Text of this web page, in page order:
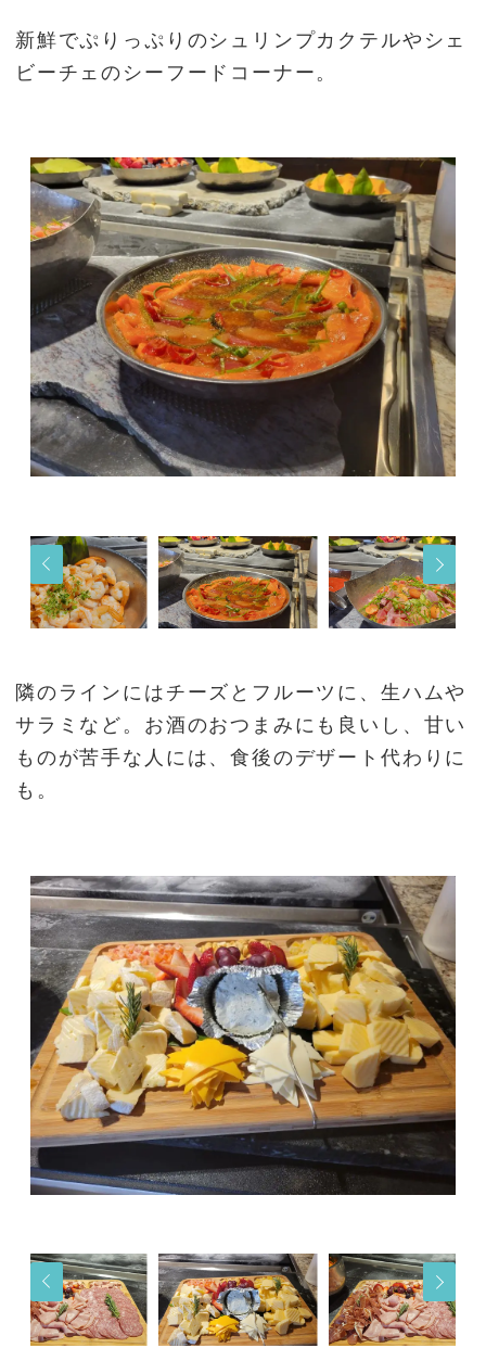
新鮮でぷりっぷりのシュリンプカクテルやシェ
ビーチェのシーフードコーナー。
隣のラインにはチーズとフルーツに、生ハムや
サラミなど。お酒のおつまみにも良いし、甘い
ものが苦手な人には、食後のデザート代わりに
も。